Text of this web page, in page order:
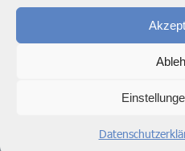
Marie-Curie-Straße 4
© 2026 Bode, Timm & Partner